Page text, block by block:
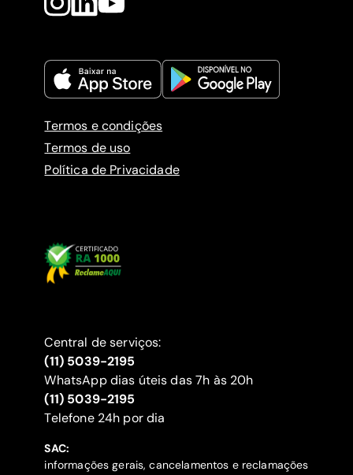
Termos e condições
Termos de uso
Política de Privacidade
Central de serviços:
(11) 5039-2195
WhatsApp dias úteis das 7h às 20h
(11) 5039-2195
‍Telefone 24h por dia
SAC:
informações gerais, cancelamentos e reclamações